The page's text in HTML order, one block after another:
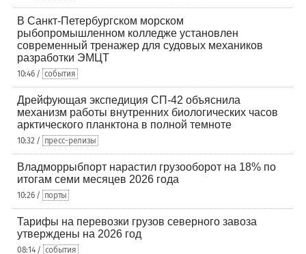
В Санкт-Петербургском морском
рыбопромышленном колледже установлен
современный тренажер для судовых механиков
разработки ЭМЦТ
10:46 / события
Дрейфующая экспедиция СП-42 объяснила
механизм работы внутренних биологических часов
арктического планктона в полной темноте
10:32 / пресс-релизы
Владморрыбпорт нарастил грузооборот на 18% по
итогам семи месяцев 2026 года
10:26 / порты
Тарифы на перевозки грузов северного завоза
утверждены на 2026 год
08:14 / события